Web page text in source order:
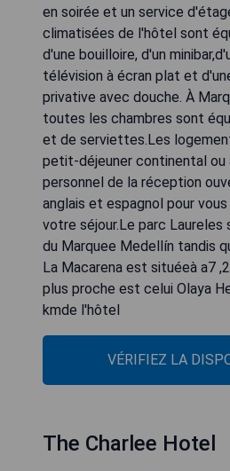
en soirée et un service
climatisées de l'hôtel sont
d'une bouilloire, d'un
télévision à écran plat et
privative avec douche. À
toutes les chambres sont
et de serviettes.Les
petit-déjeuner continental ou
personnel de la réception
anglais et espagnol pour
votre séjour.Le parc Laureles
du Marquee Medellín tandis
La Macarena est situéeà a7
plus proche est celui Olaya
kmde l'hôtel
VÉRIFIEZ LA
The Charlee Hotel